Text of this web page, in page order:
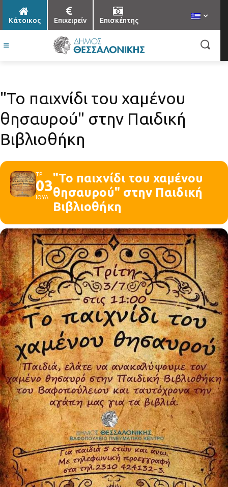
Κάτοικος Επιχειρείν Επισκέπτης
"Το παιχνίδι του χαμένου
θησαυρού" στην Παιδική
Βιβλιοθήκη
ΤΡ
03
ΙΟΥΛ
"Το παιχνίδι του χαμένου
θησαυρού" στην Παιδική
Βιβλιοθήκη